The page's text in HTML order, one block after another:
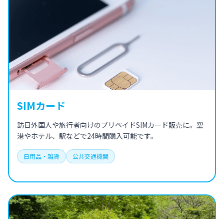
SIMカード
訪日外国人や旅行者向けのプリペイドSIMカード販売に。空
港やホテル、駅などで24時間購入可能です。
日用品・雑貨 公共交通機関